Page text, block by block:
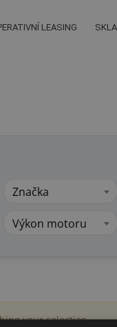
LEASING
Značka
Výkon motoru
your selection.